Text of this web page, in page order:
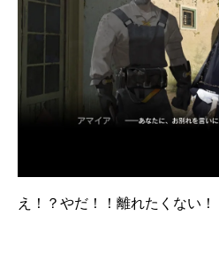
え！？やだ！！離れたくない！